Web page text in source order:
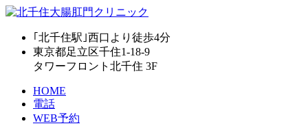
｢北千住駅｣西口より 徒歩4分
東京都足立区千住1-18-9
タワーフロント北千住 3F
HOME
電話
WEB予約